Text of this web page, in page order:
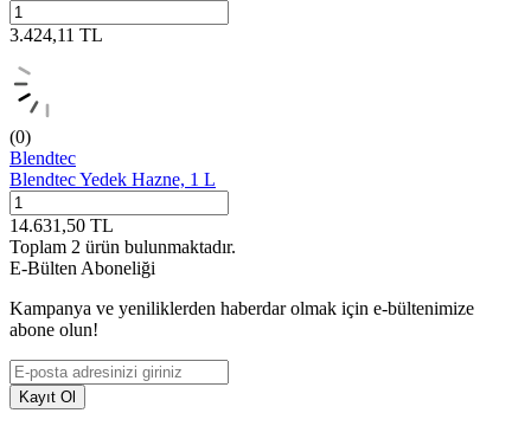
3.424,11 TL
(0)
Blendtec
Blendtec Yedek Hazne, 1 L
14.631,50 TL
Toplam 2 ürün bulunmaktadır.
E-Bülten Aboneliği
Kampanya ve yeniliklerden haberdar olmak için e-bültenimize
abone olun!
Kayıt Ol